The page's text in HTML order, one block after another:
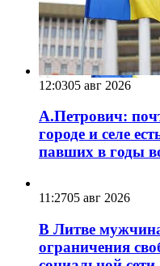
12:0305 авг 2026
А.Петрович:
городе и селе
павших в годы
11:2705 авг 2026
В Литве
ограничения